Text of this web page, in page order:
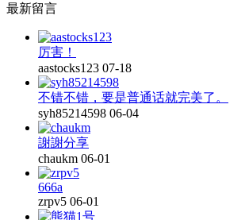
最新留言
厉害！
aastocks123 07-18
不错不错，要是普通话就完美了。
syh85214598 06-04
謝謝分享
chaukm 06-01
666a
zrpv5 06-01